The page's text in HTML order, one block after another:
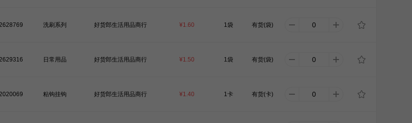
洗刷系列 好货郎生活用品商行 ¥1.60 1袋 有货(袋)
日常用品 好货郎生活用品商行 ¥1.50 1袋 有货(袋)
粘钩挂钩 好货郎生活用品商行 ¥1.40 1卡 有货(卡)